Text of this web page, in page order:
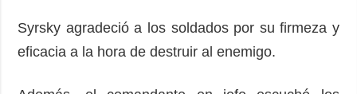
Syrsky agradeció a los soldados por su firmeza y
eficacia a la hora de destruir al enemigo.